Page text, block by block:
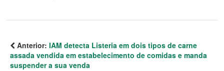
Anterior: IAM detecta Listeria em dois tipos de carne
assada vendida em estabelecimento de comidas e manda
suspender a sua venda